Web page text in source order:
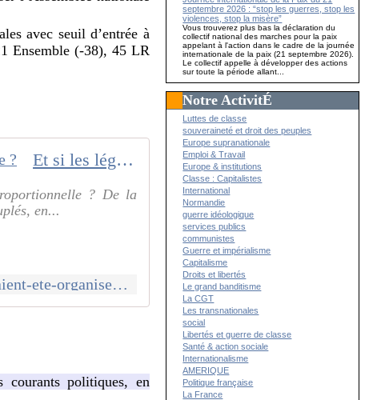
avec seuil d’entrée à
Ensemble (-38), 45 LR
Et si les législatives de 2024 avaient été organisées à la proportionnelle ?
? De la
en...
https://www.ladepeche.fr/2025/05/05/et-si-les-legislatives-de-2024-avaient-ete-organisees-a-la-proportionnelle-12674841.php
courants politiques, en
septembre 2026 : “stop les guerres, stop les
violences, stop la misère”
Vous trouverez plus bas la déclaration du
collectif national des marches pour la paix
appelant à l'action dans le cadre de la journée
internationale de la paix (21 septembre 2026).
Le collectif appelle à développer des actions
sur toute la période allant...
Notre ActivitÉ
Luttes de classe
souveraineté et droit des peuples
Europe supranationale
Emploi & Travail
Europe & institutions
Classe : Capitalistes
International
Normandie
guerre idéologique
services publics
communistes
Guerre et impérialisme
Capitalisme
Droits et libertés
Le grand banditisme
La CGT
Les transnationales
social
Libertés et guerre de classe
Santé & action sociale
Internationalisme
AMERIQUE
Politique française
La France